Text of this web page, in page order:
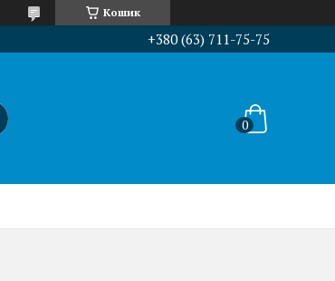
Кошик
+380 (63) 711-75-75